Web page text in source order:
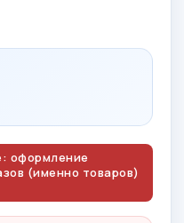
оформление
(именно товаров)